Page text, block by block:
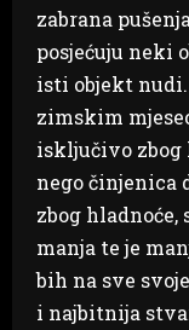
zabrana
posjećuju neki
isti objekt nudi.
zimskim
isključivo zbog
nego činjenica
zbog hladnoće,
manja te je
bih na sve
i najbitnija